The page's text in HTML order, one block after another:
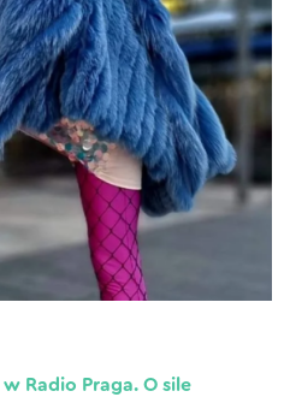
Radio Praga. O sile